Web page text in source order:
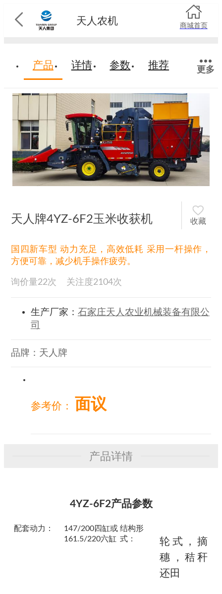
天人农机
商城首页
产品 详情 参数 推荐 更多
天人牌4YZ-6F2玉米收获机 收藏
国四新车型 动力充足，高效低耗 采用一杆操作，
方便可靠，减少机手操作疲劳。
询价量22次 关注度2104次
生产厂家： 石家庄天人农业机械装备有限公
司
品牌： 天人牌
参考价： 面议
产品详情
4YZ-6F2产品参数
配套动力：
147/200四缸或
161.5/220六缸
结构形
式：
轮式，摘
穗，秸秆
还田